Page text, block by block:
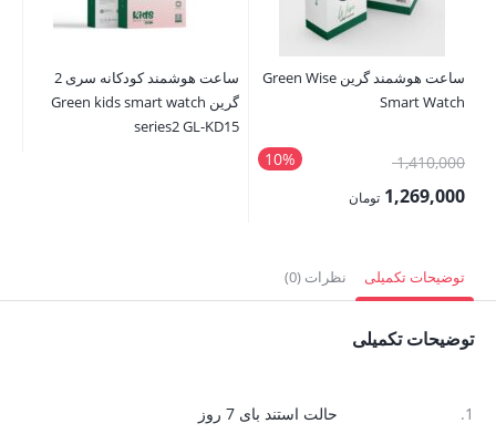
ساعت هوشمند گرین Green Wise
Smart Watch
10% 1,410,000قیمت
اصلی:1,269,000 تومان
1,269,000 تومان.
ساعت هوشمند کودکانه سری 2
گرین Green kids smart watch
series2 GL-KD15
توضیحات تکمیلی نظرات (0)
توضیحات تکمیلی
1. حالت استند بای 7 روز